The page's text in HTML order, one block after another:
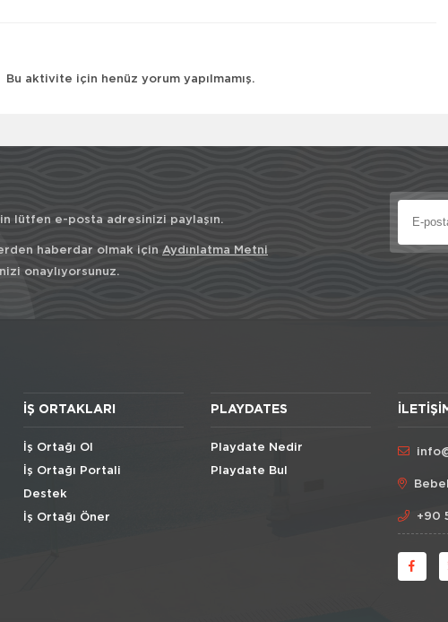
Bu aktivite için henüz yorum yapılmamış.
lütfen e-posta adresinizi paylaşın.
haberdar olmak için Aydınlatma Metni
onaylıyorsunuz.
İŞ ORTAKLARI
İş Ortağı Ol
İş Ortağı Portali
Destek
İş Ortağı Öner
PLAYDATES
Playdate Nedir
Playdate Bul
+90